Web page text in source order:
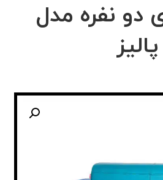
دو نفره مدل
پالیز